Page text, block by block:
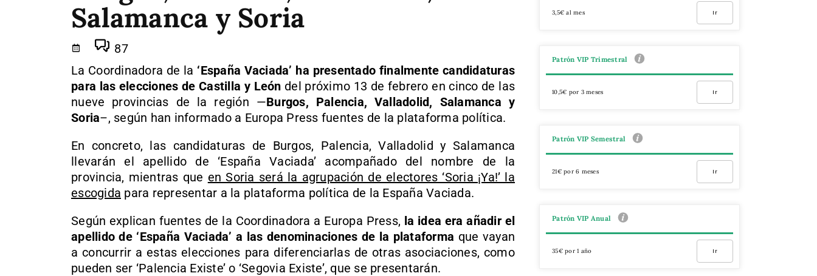
Salamanca y Soria
87
La Coordinadora de la ‘España Vaciada’ ha presentado finalmente candidaturas
para las elecciones de Castilla y León del próximo 13 de febrero en cinco de las
nueve provincias de la región —Burgos, Palencia, Valladolid, Salamanca y
Soria–, según han informado a Europa Press fuentes de la plataforma política.
En concreto, las candidaturas de Burgos, Palencia, Valladolid y Salamanca
llevarán el apellido de ‘España Vaciada’ acompañado del nombre de la
provincia, mientras que en Soria será la agrupación de electores ‘Soria ¡Ya!’ la
escogida para representar a la plataforma política de la España Vaciada.
Según explican fuentes de la Coordinadora a Europa Press, la idea era añadir el
apellido de ‘España Vaciada’ a las denominaciones de la plataforma que vayan
a concurrir a estas elecciones para diferenciarlas de otras asociaciones, como
pueden ser ‘Palencia Existe’ o ‘Segovia Existe’, que se presentarán.
3,5€ al mes Ir
Patrón VIP Trimestral
10,5€ por 3 meses Ir
Patrón VIP Semestral
21€ por 6 meses Ir
Patrón VIP Anual
35€ por 1 año Ir